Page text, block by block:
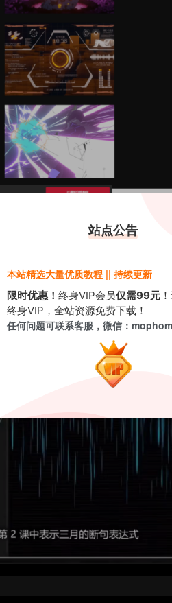
站点公告
本站精选大量优质教程 || 持续更新
限时优惠！ 终身VIP会员仅需99元
终身VIP，全站资源免费下载！
任何问题可联系客服，微信：